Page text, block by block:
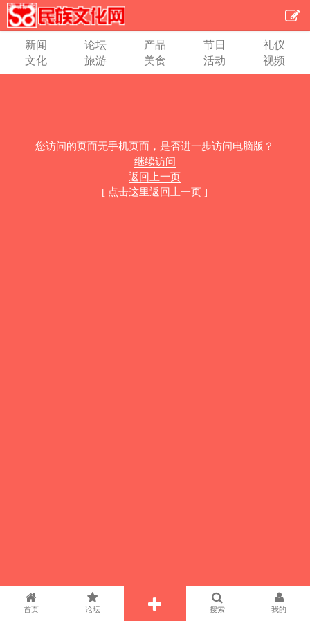
新闻 论坛 产品 节日
礼仪
文化
旅游 美食 活动 视频
您访问的页面无手机页面，是否进一步访问电脑版？
继续访问
返回上一页
[ 点击这里返回上一页 ]
首页 论坛 搜索 我的